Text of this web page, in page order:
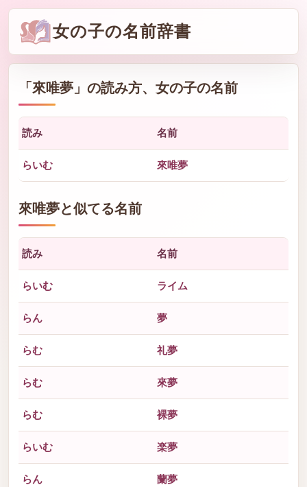
女の子の名前辞書
「來唯夢 」の読み方、女の子の名前
読み 名前
らいむ 來唯夢
來唯夢と似てる名前
読み 名前
らいむ ライム
らん 夢
らむ 礼夢
らむ 來夢
らむ 裸夢
らいむ 楽夢
らん 蘭夢